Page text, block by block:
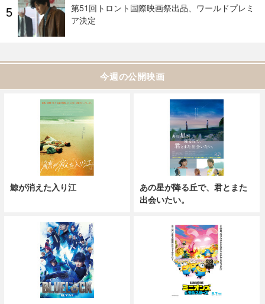
第51回トロント国際映画祭出品、ワールドプレミ
ア決定
今週の公開映画
鯨が消えた入り江
あの星が降る丘で、君とまた
出会いたい。